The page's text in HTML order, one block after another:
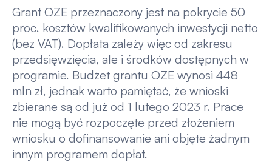
Grant OZE przeznaczony jest na pokrycie 50
proc. kosztów kwalifikowanych inwestycji netto
(bez VAT). Dopłata zależy więc od zakresu
przedsięwzięcia, ale i środków dostępnych w
programie. Budżet grantu OZE wynosi 448
mln zł, jednak warto pamiętać, że wnioski
zbierane są od już od 1 lutego 2023 r. Prace
nie mogą być rozpoczęte przed złożeniem
wniosku o dofinansowanie ani objęte żadnym
innym programem dopłat.